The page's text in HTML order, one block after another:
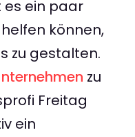
ein paar
können,
zu gestalten.
zu
Freitag
ein